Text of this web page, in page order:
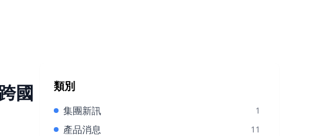
國
類別
集團新訊 1
產品消息 11